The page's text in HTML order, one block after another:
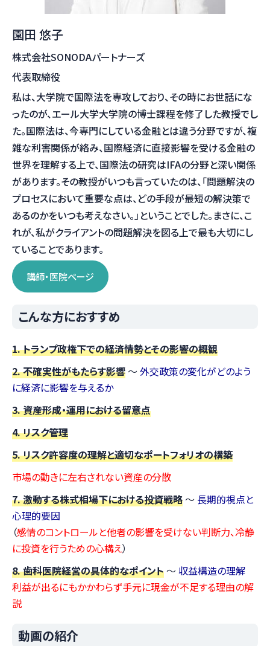
園田 悠子
株式会社SONODAパートナーズ
代表取締役
私は、大学院で国際法を専攻しており、その時にお世話にな
ったのが、エール大学大学院の博士課程を修了した教授でし
た。国際法は、今専門にしている金融とは違う分野ですが、複
雑な利害関係が絡み、国際経済に直接影響を受ける金融の
世界を理解する上で、国際法の研究はIFAの分野と深い関係
があります。その教授がいつも言っていたのは、「問題解決の
プロセスにおいて重要な点は、どの手段が最短の解決策で
あるのかをいつも考えなさい。」ということでした。まさに、こ
れが、私がクライアントの問題解決を図る上で最も大切にし
ていることであります。
講師・医院ページ
こんな方におすすめ
1. トランプ政権下での経済情勢とその影響の概観
2. 不確実性がもたらす影響～外交政策の変化がどのよう
に経済に影響を与えるか
3. 資産形成・運用における留意点
4. リスク管理
5. リスク許容度の理解と適切なポートフォリオの構築
市場の動きに左右されない資産の分散
7. 激動する株式相場下における投資戦略～ 長期的視点と
心理的要因
（感情のコントロールと他者の影響を受けない判断力、冷静
に投資を行うための心構え）
8. 歯科医院経営の具体的なポイント～収益構造の理解
利益が出るにもかかわらず手元に現金が不足する理由の解
説
動画の紹介